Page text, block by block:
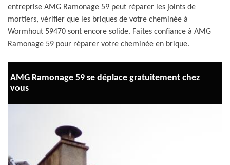
entreprise AMG Ramonage 59 peut réparer les joints de
mortiers, vérifier que les briques de votre cheminée à
Wormhout 59470 sont encore solide. Faites confiance à AMG
Ramonage 59 pour réparer votre cheminée en brique.
AMG Ramonage 59 se déplace gratuitement chez
vous